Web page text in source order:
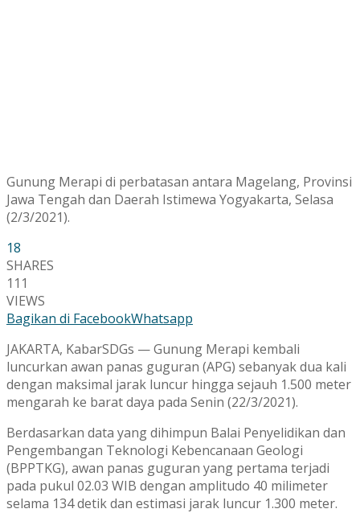
Gunung Merapi di perbatasan antara Magelang, Provinsi
Jawa Tengah dan Daerah Istimewa Yogyakarta, Selasa
(2/3/2021).
18
SHARES
111
VIEWS
Bagikan di FacebookWhatsapp
JAKARTA, KabarSDGs — Gunung Merapi kembali
luncurkan awan panas guguran (APG) sebanyak dua kali
dengan maksimal jarak luncur hingga sejauh 1.500 meter
mengarah ke barat daya pada Senin (22/3/2021).
Berdasarkan data yang dihimpun Balai Penyelidikan dan
Pengembangan Teknologi Kebencanaan Geologi
(BPPTKG), awan panas guguran yang pertama terjadi
pada pukul 02.03 WIB dengan amplitudo 40 milimeter
selama 134 detik dan estimasi jarak luncur 1.300 meter.